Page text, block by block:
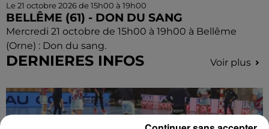
Le 21 octobre 2026 de 15h00 à 19h00
BELLÊME (61) - DON DU SANG
Mercredi 21 octobre de 15h00 à 19h00 à Bellême
(Orne) : Don du sang.
DERNIERES INFOS Voir plus